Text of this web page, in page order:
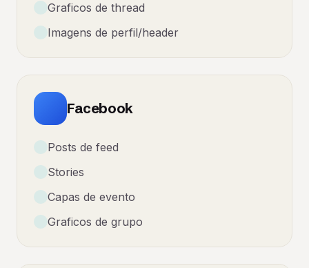
Graficos de thread
Imagens de perfil/header
Facebook
Posts de feed
Stories
Capas de evento
Graficos de grupo